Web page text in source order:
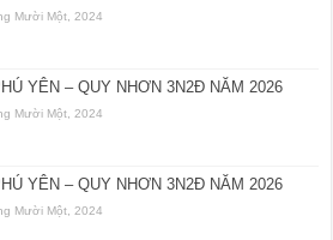
Mười Một, 2024
YÊN – QUY NHƠN 3N2Đ NĂM 2026
Mười Một, 2024
YÊN – QUY NHƠN 3N2Đ NĂM 2026
Mười Một, 2024